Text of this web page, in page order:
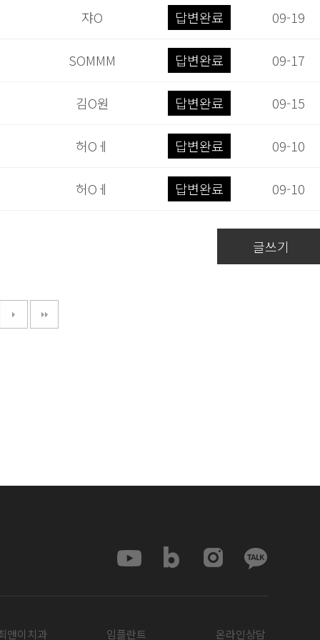
쟈O 답변완료 09-19
SOMMM 답변완료 09-17
김O원 답변완료 09-15
허Oㅔ 답변완료 09-10
허Oㅔ 답변완료 09-10
글쓰기
앤이치과 임플란트 온라인상담